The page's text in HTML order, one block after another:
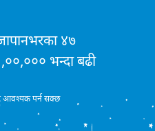
४७
भन्दा बढी
आवश्यक पर्न सक्छ